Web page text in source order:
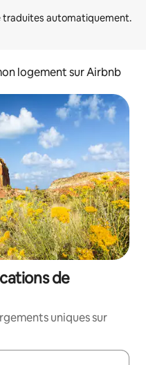
logement sur Airbnb
de
uniques sur